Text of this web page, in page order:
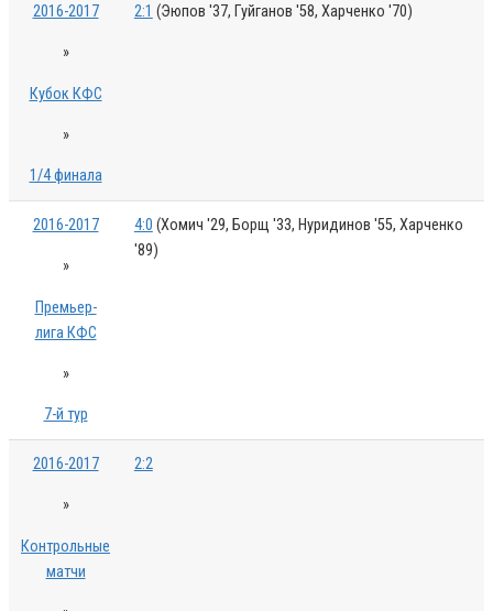
2016-2017
»
Кубок КФС
»
1/4 финала
2:1 (Эюпов '37, Гуйганов '58, Харченко '70)
2016-2017
»
Премьер-
лига КФС
»
7-й тур
4:0 (Хомич '29, Борщ '33, Нуридинов '55, Харченко
'89)
2016-2017
»
Контрольные
матчи
2:2